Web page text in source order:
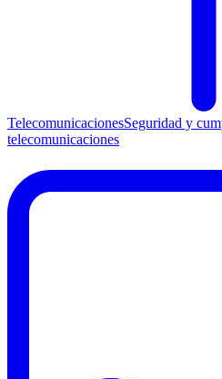
TelecomunicacionesSeguridad y
telecomunicaciones